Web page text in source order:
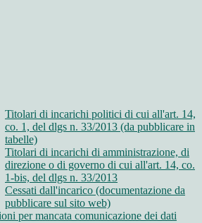
Titolari di incarichi politici di cui all'art. 14,
co. 1, del dlgs n. 33/2013 (da pubblicare in
tabelle)
Titolari di incarichi di amministrazione, di
direzione o di governo di cui all'art. 14, co.
1-bis, del dlgs n. 33/2013
Cessati dall'incarico (documentazione da
pubblicare sul sito web)
per mancata comunicazione dei dati